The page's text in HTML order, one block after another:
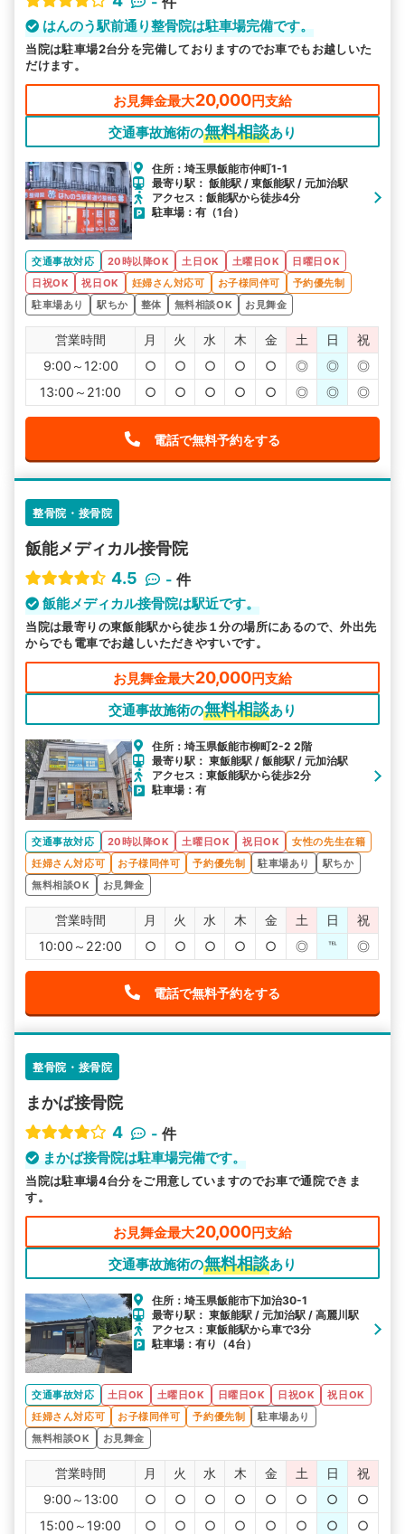
はんのう駅前通り整骨院は駐車場完備です。
当院は駐車場2台分を完備しておりますのでお車でもお越しいた
だけます。
お見舞金最大20,000円支給
交通事故施術の無料相談あり
住所：埼玉県飯能市仲町1-1
最寄り駅： 飯能駅 / 東飯能駅 / 元加治駅
アクセス：飯能駅から徒歩4分
駐車場：有（1台）
交通事故対応 20時以降OK 土日OK 土曜日OK
日曜日OK
日祝OK
祝日OK 妊婦さん対応可 お子様同伴可
予約優先制
駐車場あり
駅ちか 整体 無料相談OK お見舞金
営業時間 月 火 水 木 金 土 日
祝
9:00～12:00
○ ○ ○ ○ ○ ◎ ◎
◎
13:00～21:00
○ ○ ○ ○ ○ ◎ ◎ ◎
電話で無料予約をする
整骨院・接骨院
飯能メディカル接骨院
4.5
- 件
飯能メディカル接骨院は駅近です。
当院は最寄りの東飯能駅から徒歩１分の場所にあるので、外出先
からでも電車でお越しいただきやすいです。
お見舞金最大20,000円支給
交通事故施術の無料相談あり
住所：埼玉県飯能市柳町2-2 2階
最寄り駅： 東飯能駅 / 飯能駅 / 元加治駅
アクセス：東飯能駅から徒歩2分
駐車場：有
交通事故対応 20時以降OK 土曜日OK 祝日OK
女性の先生在籍
妊婦さん対応可
お子様同伴可 予約優先制 駐車場あり
駅ちか
無料相談OK
お見舞金
営業時間 月 火 水 木 金 土 日
祝
10:00～22:00
○ ○ ○ ○ ○ ◎ ℡ ◎
電話で無料予約をする
整骨院・接骨院
まかば接骨院
4
- 件
まかば接骨院は駐車場完備です。
当院は駐車場4台分をご用意していますのでお車で通院できま
す。
お見舞金最大20,000円支給
交通事故施術の無料相談あり
住所：埼玉県飯能市下加治30-1
最寄り駅： 東飯能駅 / 元加治駅 / 高麗川駅
アクセス：東飯能駅から車で3分
駐車場：有り（4台）
交通事故対応 土日OK 土曜日OK 日曜日OK 日祝OK
祝日OK
妊婦さん対応可
お子様同伴可 予約優先制
駐車場あり
無料相談OK
お見舞金
営業時間 月 火 水 木 金 土 日
祝
9:00～13:00
○ ○ ○ ○ ○ ○ ○
○
15:00～19:00
○ ○ ○ ○ ○ ○ ○ ○